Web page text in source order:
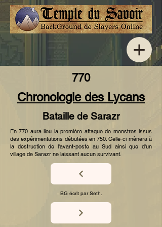
770
Chronologie des Lycans
Bataille de Sarazr
En 770 aura lieu la première attaque de monstres issus
des expérimentations débutées en 750. Celle-ci mènera à
la destruction de l'avant-poste au Sud ainsi que d'un
village de Sarazr ne laissant aucun survivant.
BG écrit par Seth.